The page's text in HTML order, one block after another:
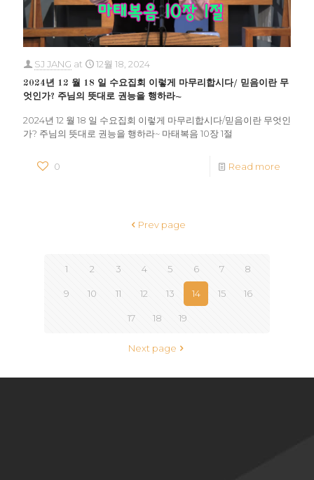
SJ JANG at 12월 18, 2024
2024년 12 월 18 일 수요집회 이렇게 마무리합시다/ 믿음이란 무
엇인가? 주님의 뜻대로 권능을 행하라~
2024년 12 월 18 일 수요집회 이렇게 마무리합시다/믿음이란 무엇인
가? 주님의 뜻대로 권능을 행하라~ 마태복음 10장 1절
0 Read more
Prev page
1 2 3 4 5 6 7 8
9 10 11 12 13 14 15 16
17 18 19
Next page